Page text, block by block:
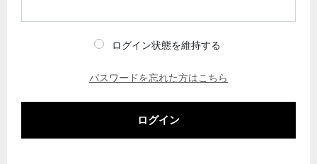
ログイン状態を維持する
パスワードを忘れた方はこちら
ログイン